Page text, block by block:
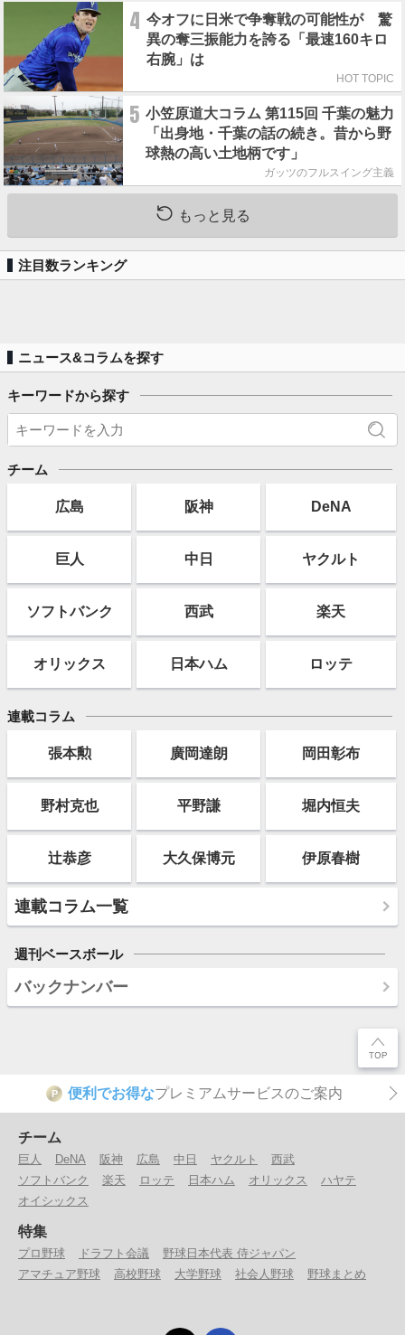
4 今オフに日米で争奪戦の可能性が 驚
異の奪三振能力を誇る「最速160キロ
右腕」は
HOT TOPIC
5 小笠原道大コラム 第115回 千葉の魅力
「出身地・千葉の話の続き。昔から野
球熱の高い土地柄です」
ガッツのフルスイング主義
もっと見る
注目数ランキング
ニュース&コラムを探す
キーワードから探す
チーム
広島 阪神 DeNA
巨人 中日 ヤクルト
ソフト バンク 西武 楽天
オリックス 日本ハム ロッテ
連載コラム
張本勲 廣岡達朗 岡田彰布
野村克也 平野謙 堀内恒夫
辻恭彦 大久保博元 伊原春樹
連載コラム一覧
週刊ベースボール
バックナンバー
P 便利でお得なプレミアムサービスのご案内
チーム
巨人 DeNA 阪神 広島 中日 ヤクルト
西武
ソフトバンク
楽天 ロッテ 日本ハム オリックス
ハヤテ
オイシックス
特集
プロ野球 ドラフト会議
野球日本代表 侍ジャパン
アマチュア野球
高校野球 大学野球 社会人野球 野球まとめ